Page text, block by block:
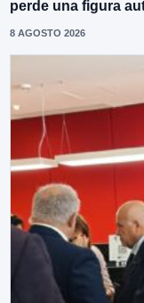
perde una figura
8 AGOSTO 2026